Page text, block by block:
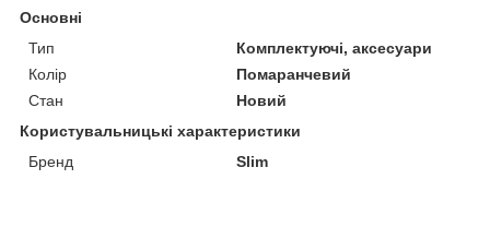
Основні
Тип
Комплектуючі, аксесуари
Колір
Помаранчевий
Стан
Новий
Користувальницькі характеристики
Бренд
Slim